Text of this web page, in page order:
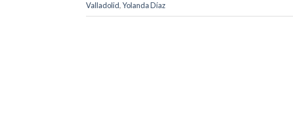
Valladolid,Yolanda Díaz